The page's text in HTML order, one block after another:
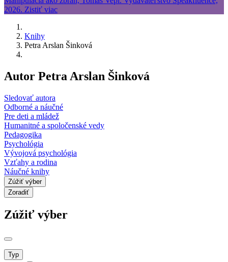
Knihy
Petra Arslan Šinková
Autor Petra Arslan Šinková
Sledovať autora
Odborné a náučné
Pre deti a mládež
Humanitné a spoločenské vedy
Pedagogika
Psychológia
Vývojová psychológia
Vzťahy a rodina
Náučné knihy
Zúžiť výber
Zoradiť
Zúžiť výber
Typ